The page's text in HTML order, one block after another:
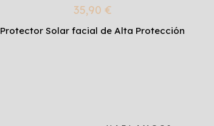
35,90 €
Protector Solar facial de Alta Protección